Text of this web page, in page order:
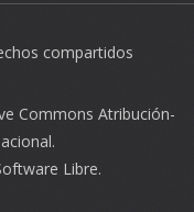
compartidos
Commons Atribución-
.
Libre.